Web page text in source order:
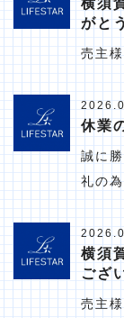
横須
がと
売主
休業
誠に
礼の
横須
ござ
売主